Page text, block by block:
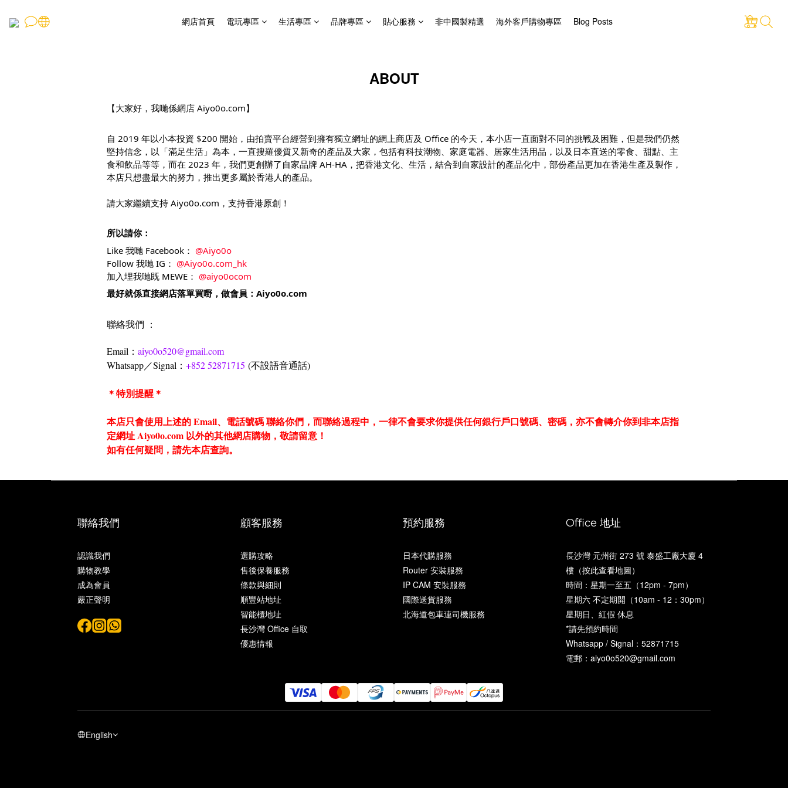
網店首頁 電玩專區 生活專區 品牌專區 貼心服務 非中國製精選 海外客戶購物專區 Blog Posts
ABOUT
【大家好，我哋係網店 Aiyo0o.com】
自 2019 年以小本投資 $200 開始，由拍賣平台經營到擁有獨立網址的網上商店及 Office 的今天，本小店一直面對不同的挑戰及困難，但是我們仍然
堅持信念，以「滿足生活」為本，一直搜羅優質又新奇的產品及大家，包括有科技潮物、家庭電器、居家生活用品，以及日本直送的零食、甜點、主
食和飲品等等，而在 2023 年，我們更創辦了自家品牌 AH-HA，把香港文化、生活，結合到自家設計的產品化中，部份產品更加在香港生產及製作，
本店只想盡最大的努力，推出更多屬於香港人的產品。
請大家繼續支持 Aiyo0o.com，支持香港原創！
所以請你：
Like 我哋 Facebook： @Aiyo0o
Follow 我哋 IG： @Aiyo0o.com_hk
加入埋我哋既 MEWE： @aiyo0ocom
最好就係直接網店落單買嘢，做會員： Aiyo0o.com
聯絡我們 ：
Email： aiyo0o520@gmail.com
Whatsapp／Signal： +852 52871715 (不設語音通話)
＊特別提醒＊
本店只會使用上述的 Email、電話號碼 聯絡你們，而聯絡過程中，一律不會要求你提供任何銀行戶口號碼、密碼，亦不會轉介你到非本店指
定網址 Aiyo0o.com 以外的其他網店購物，敬請留意！
如有任何疑問，請先本店查詢。
聯絡我們
認識我們
購物教學
成為會員
嚴正聲明
顧客服務
選購攻略
售後保養服務
條款與細則
順豐站地址
智能櫃地址
長沙灣 Office 自取
優惠情報
預約服務
日本代購服務
Router 安裝服務
IP CAM 安裝服務
國際送貨服務
北海道包車連司機服務
Office 地址
長沙灣 元州街 273 號 泰盛工廠大廈 4
樓（按此查看地圖）
時間：星期一至五（12pm - 7pm）
星期六 不定期開（10am - 12：30pm）
星期日、紅假 休息
*請先預約時間
Whatsapp / Signal：52871715
電郵：aiyo0o520@gmail.com
English